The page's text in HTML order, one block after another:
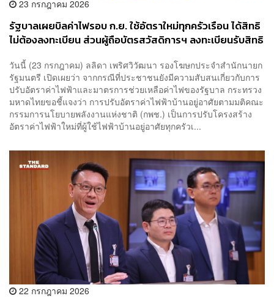
23 กรกฎาคม 2026
รัฐบาลเผยบิลค่าไฟรอบ ก.ย. ใช้อัตราใหม่ทุกครัวเรือน ได้สิทธิ
ไม่ต้องลงทะเบียน ส่วนผู้ถือบัตรสวัสดิการฯ ลงทะเบียนรับสิทธิ
วันนี้ (23 กรกฎาคม) ลลิดา เพริศวิวัฒนา รองโฆษกประจำสำนักนายก
รัฐมนตรี เปิดเผยว่า จากกรณีที่ประชาชนยังมีความสับสนเกี่ยวกับการ
ปรับอัตราค่าไฟฟ้าและมาตรการช่วยเหลือค่าไฟของรัฐบาล กระทรวง
มหาดไทยขอชี้แจงว่า การปรับอัตราค่าไฟฟ้าบ้านอยู่อาศัยตามมติคณะ
กรรมการนโยบายพลังงานแห่งชาติ (กพช.) เป็นการปรับโครงสร้าง
อัตราค่าไฟฟ้าใหม่ที่ผู้ใช้ไฟฟ้าบ้านอยู่อาศัยทุกครัวเ...
22 กรกฎาคม 2026